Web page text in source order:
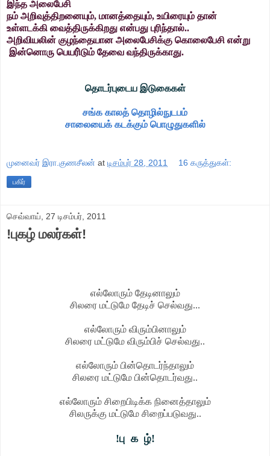
இந்த அலைபேசி
நம் அறிவுத்திறனையும், மானத்தையும், உயிரையும் தான்
உள்ளடக்கி வைத்திருக்கிறது என்பது புரிந்தால்..
அறிவியலின் குழந்தையான அலைபேசிக்கு கொலைபேசி என்று
இன்னொரு பெயரி்டும் தேவை வந்திருக்காது.
தொடர்புடைய இடுகைகள்
சங்க காலத் தொழில்நுடபம்
சாலையைக் கடக்கும் பொழுதுகளில்
முனைவர் இரா.குணசீலன் at டிசம்பர் 28, 2011 16 கருத்துகள்:
பகிர்
செவ்வாய், 27 டிசம்பர், 2011
!புகழ் மலர்கள்!
எல்லோரும் தேடினாலும்
சிலரை மட்டுமே தேடிச் செல்வது...
எல்லோரும் விரும்பினாலும்
சிலரை மட்டுமே விரும்பிச் செல்வது..
எல்லோரும் பின்தொடர்ந்தாலும்
சிலரை மட்டுமே பின்தொடர்வது..
எல்லோரும் சிறைபிடிக்க நினைத்தாலும்
சிலருக்கு மட்டுமே சிறைப்படுவது..
!பு க ழ்!